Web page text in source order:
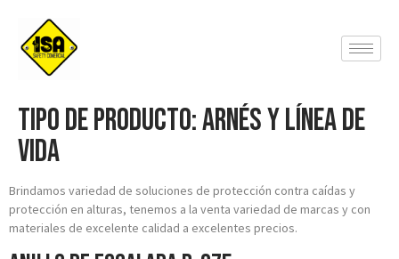
Tipo de producto:Arnés y Línea de
vida
Brindamos variedad de soluciones de protección contra caídas y
protección en alturas, tenemos a la venta variedad de marcas y con
materiales de excelente calidad a excelentes precios.